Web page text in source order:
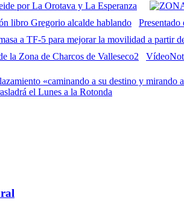
por La Orotava y La Esperanza
a TF-5 para mejorar la movilidad a partir
«caminando a su destino y mirando
el Lunes a la Rotonda